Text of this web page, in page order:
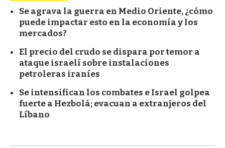
Se agrava la guerra en Medio Oriente, ¿cómo
puede impactar esto en la economía y los
mercados?
El precio del crudo se dispara por temor a
ataque israelí sobre instalaciones
petroleras iraníes
Se intensifican los combates e Israel golpea
fuerte a Hezbolá; evacuan a extranjeros del
Líbano